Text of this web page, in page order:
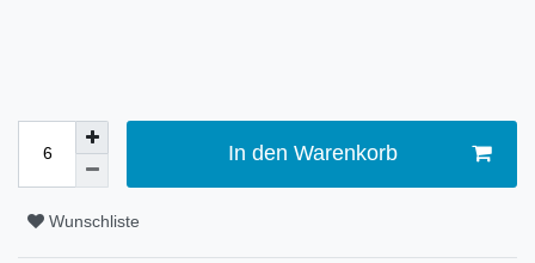
In den Warenkorb
Wunschliste